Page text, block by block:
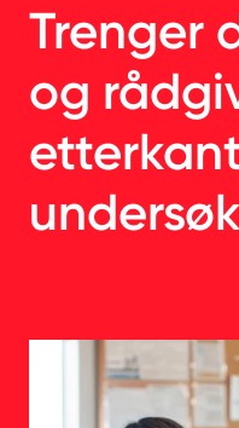
Trenger
og